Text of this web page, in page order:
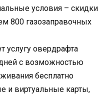
условия – скидки
800 газозаправочных
услугу овердрафта
с возможностью
бесплатно
и виртуальные карты,